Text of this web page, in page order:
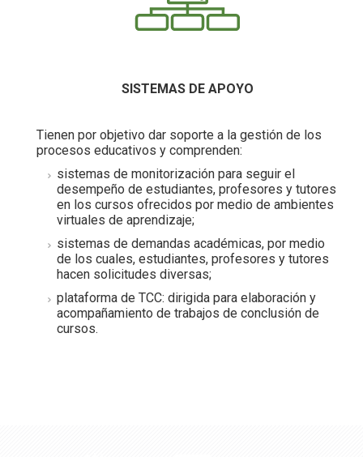
SISTEMAS DE APOYO
Tienen por objetivo dar soporte a la gestión de los
procesos educativos y comprenden:
sistemas de monitorización para seguir el
desempeño de estudiantes, profesores y tutores
en los cursos ofrecidos por medio de ambientes
virtuales de aprendizaje;
sistemas de demandas académicas, por medio
de los cuales, estudiantes, profesores y tutores
hacen solicitudes diversas;
plataforma de TCC: dirigida para elaboración y
acompañamiento de trabajos de conclusión de
cursos.